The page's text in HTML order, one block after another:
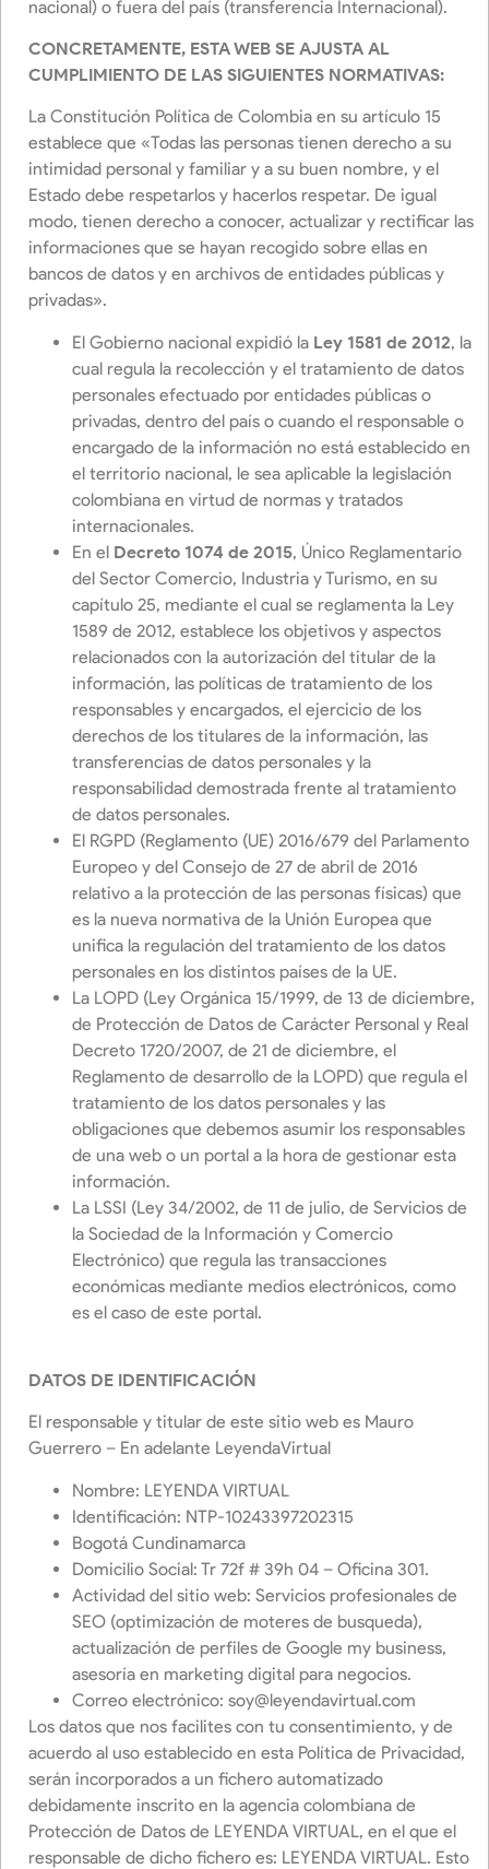
nacional) o fuera del país (transferencia Internacional).
CONCRETAMENTE, ESTA WEB SE AJUSTA AL
CUMPLIMIENTO DE LAS SIGUIENTES NORMATIVAS:
La Constitución Política de Colombia en su artículo 15
establece que «Todas las personas tienen derecho a su
intimidad personal y familiar y a su buen nombre, y el
Estado debe respetarlos y hacerlos respetar. De igual
modo, tienen derecho a conocer, actualizar y rectificar las
informaciones que se hayan recogido sobre ellas en
bancos de datos y en archivos de entidades públicas y
privadas».
El Gobierno nacional expidió la Ley 1581 de 2012, la
cual regula la recolección y el tratamiento de datos
personales efectuado por entidades públicas o
privadas, dentro del país o cuando el responsable o
encargado de la información no está establecido en
el territorio nacional, le sea aplicable la legislación
colombiana en virtud de normas y tratados
internacionales.
En el Decreto 1074 de 2015, Único Reglamentario
del Sector Comercio, Industria y Turismo, en su
capítulo 25, mediante el cual se reglamenta la Ley
1589 de 2012, establece los objetivos y aspectos
relacionados con la autorización del titular de la
información, las políticas de tratamiento de los
responsables y encargados, el ejercicio de los
derechos de los titulares de la información, las
transferencias de datos personales y la
responsabilidad demostrada frente al tratamiento
de datos personales.
El RGPD (Reglamento (UE) 2016/679 del Parlamento
Europeo y del Consejo de 27 de abril de 2016
relativo a la protección de las personas físicas) que
es la nueva normativa de la Unión Europea que
unifica la regulación del tratamiento de los datos
personales en los distintos países de la UE.
La LOPD (Ley Orgánica 15/1999, de 13 de diciembre,
de Protección de Datos de Carácter Personal y Real
Decreto 1720/2007, de 21 de diciembre, el
Reglamento de desarrollo de la LOPD) que regula el
tratamiento de los datos personales y las
obligaciones que debemos asumir los responsables
de una web o un portal a la hora de gestionar esta
información.
La LSSI (Ley 34/2002, de 11 de julio, de Servicios de
la Sociedad de la Información y Comercio
Electrónico) que regula las transacciones
económicas mediante medios electrónicos, como
es el caso de este portal.
DATOS DE IDENTIFICACIÓN
El responsable y titular de este sitio web es Mauro
Guerrero – En adelante LeyendaVirtual
Nombre: LEYENDA VIRTUAL
Identificación: NTP-10243397202315
Bogotá Cundinamarca
Domicilio Social: Tr 72f # 39h 04 – Oficina 301.
Actividad del sitio web: Servicios profesionales de
SEO (optimización de moteres de busqueda),
actualización de perfiles de Google my business,
asesoría en marketing digital para negocios.
Correo electrónico: soy@leyendavirtual.com
Los datos que nos facilites con tu consentimiento, y de
acuerdo al uso establecido en esta Política de Privacidad,
serán incorporados a un fichero automatizado
debidamente inscrito en la agencia colombiana de
Protección de Datos de LEYENDA VIRTUAL, en el que el
responsable de dicho fichero es: LEYENDA VIRTUAL. Esto